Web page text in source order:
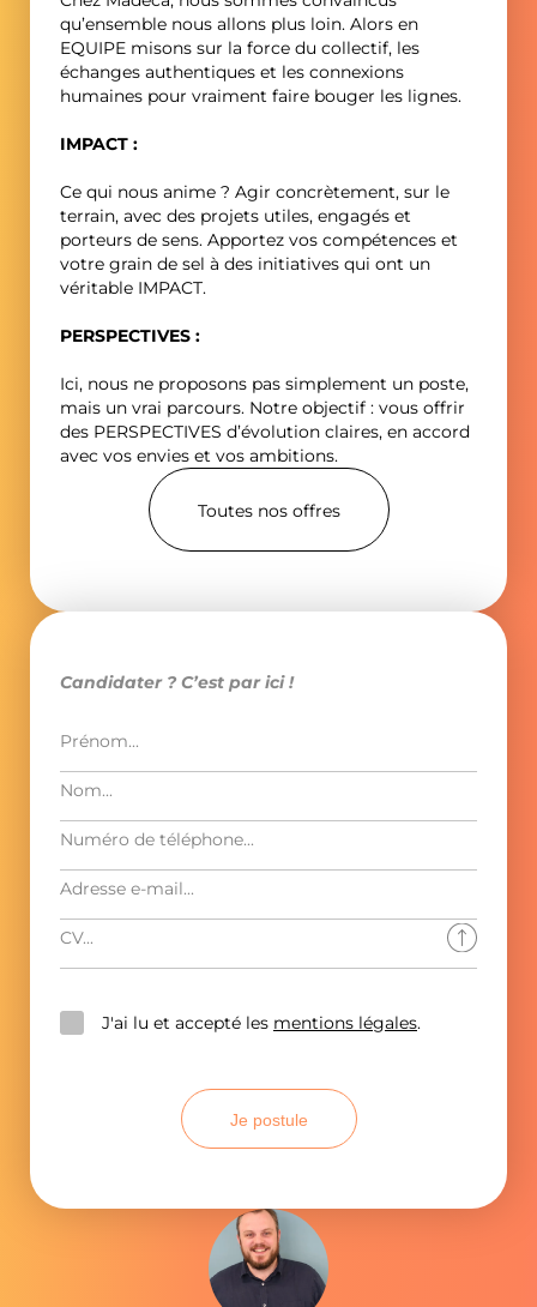
qu’ensemble nous allons plus loin. Alors en
EQUIPE misons sur la force du collectif, les
échanges authentiques et les connexions
humaines pour vraiment faire bouger les lignes.
IMPACT :
Ce qui nous anime ? Agir concrètement, sur le
terrain, avec des projets utiles, engagés et
porteurs de sens. Apportez vos compétences et
votre grain de sel à des initiatives qui ont un
véritable IMPACT.
PERSPECTIVES :
Ici, nous ne proposons pas simplement un poste,
mais un vrai parcours. Notre objectif : vous offrir
des PERSPECTIVES d’évolution claires, en accord
avec vos envies et vos ambitions.
Toutes nos offres
Candidater ? C’est par ici !
J'ai lu et accepté les mentions légales.
Je postule